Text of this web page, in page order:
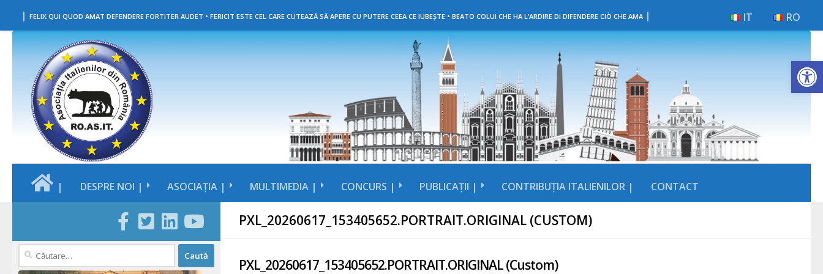
Skip to content
| FELIX QUI QUOD AMAT DEFENDERE FORTITER AUDET • FERICIT ESTE CEL CARE CUTEAZĂ SĂ APERE CU PUTERE CEEA CE IUBEȘTE • BEATO COLUI CHE HA L’ARDIRE DI DIFENDERE CIÒ CHE AMA | RO
IT
| DESPRE NOI | ASOCIAȚIA | MULTIMEDIA | CONCURS | PUBLICAȚII | CONTRIBUȚIA ITALIENILOR | CONTACT
PXL_20260617_153405652.PORTRAIT.ORIGINAL (CUSTOM)
PXL_20260617_153405652.PORTRAIT.ORIGINAL (Custom)
Caută